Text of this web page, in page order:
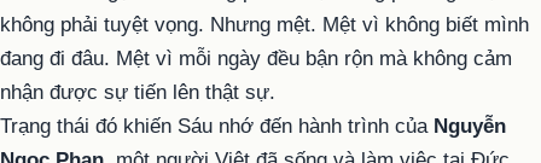
không phải tuyệt vọng. Nhưng mệt. Mệt vì không biết mình
đang đi đâu. Mệt vì mỗi ngày đều bận rộn mà không cảm
nhận được sự tiến lên thật sự.
Trạng thái đó khiến Sáu nhớ đến hành trình của Nguyễn